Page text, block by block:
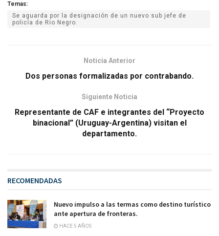
Temas:
Se aguarda por la designación de un nuevo sub jefe de
policía de Rio Negro.
Noticia Anterior
Dos personas formalizadas por contrabando.
Siguiente Noticia
Representante de CAF e integrantes del “Proyecto
binacional” (Uruguay-Argentina) visitan el
departamento.
RECOMENDADAS
Nuevo impulso a las termas como destino turístico
ante apertura de fronteras.
HACE 5 AÑOS